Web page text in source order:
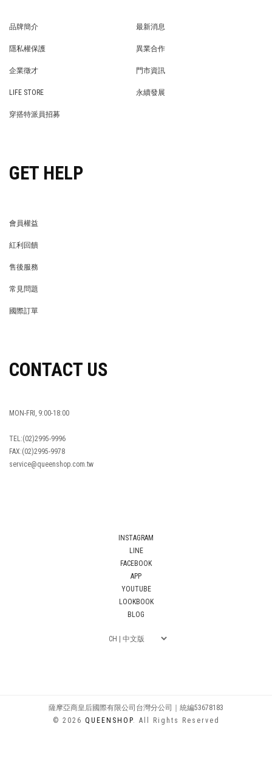
品牌簡介
最新消息
隱私權保護
異業合作
企業徵才
門市資訊
LIFE STORE
永續發展
穿搭特派員招募
GET HELP
會員權益
紅利回饋
售後服務
常見問題
國際訂單
CONTACT US
MON-FRI, 9:00-18:00
TEL:(02)2995-9996
FAX:(02)2995-9978
service@queenshop.com.tw
INSTAGRAM
LINE
FACEBOOK
APP
YOUTUBE
LOOKBOOK
BLOG
薩摩亞商皇后國際有限公司台灣分公司｜統編53678183
© 2026 QUEENSHOP. All Rights Reserved